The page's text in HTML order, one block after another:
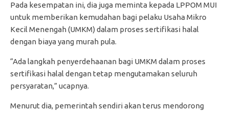
Pada kesempatan ini, dia juga meminta kepada LPPOM MUI
untuk memberikan kemudahan bagi pelaku Usaha Mikro
Kecil Menengah (UMKM) dalam proses sertifikasi halal
dengan biaya yang murah pula.
“Ada langkah penyerdehaanan bagi UMKM dalam proses
sertifikasi halal dengan tetap mengutamakan seluruh
persyaratan,” ucapnya.
Menurut dia, pemerintah sendiri akan terus mendorong